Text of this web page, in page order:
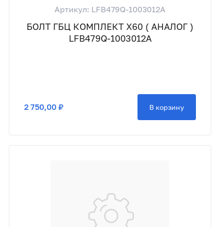
Артикул: LFB479Q-1003012A
БОЛТ ГБЦ КОМПЛЕКТ X60 ( АНАЛОГ )
LFB479Q-1003012A
2 750,00 ₽ В корзину